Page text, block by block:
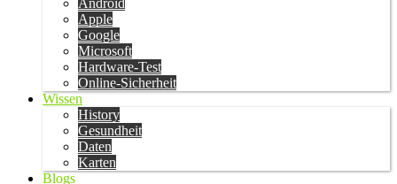
Android
Apple
Google
Microsoft
Hardware-Test
Online-Sicherheit
Wissen
History
Gesundheit
Daten
Karten
Blogs